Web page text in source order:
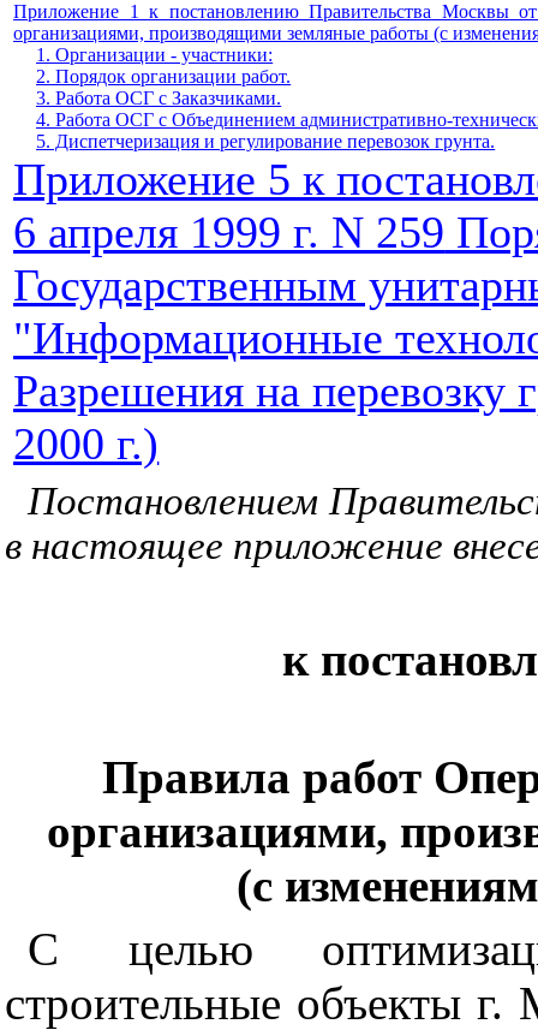
Приложение 1 к постановлению Правительства Москвы
организациями, производящими земляные работы (с
1. Организации - участники:
2. Порядок организации работ.
3. Работа ОСГ с Заказчиками.
4. Работа ОСГ с Объединением административно-
5. Диспетчеризация и регулирование перевозок грунта.
Приложение 5 к
6 апреля 1999 г. N 259
Государственным
"Информационные
Разрешения на перевозку
2000 г.)
Постановлением
в настоящее приложение
к
Правила работ
организациями,
(с
С целью
строительные объекты